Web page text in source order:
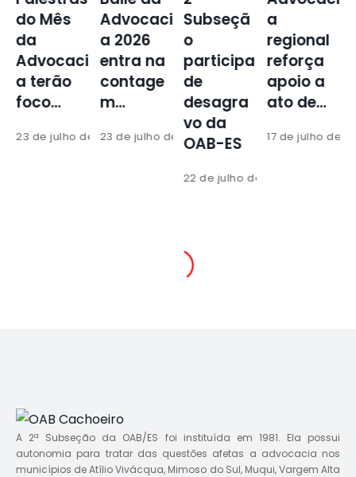
2026
Advocaci
a 2026
entra na
contage
m…
23 de julho de 2026
Subseçã
o
participa
de
desagra
OAB-ES
22 de julho de 2026
a
regional
reforça
apoio a
ato de…
17 de julho de 2026
lote do
Baile da
Advocaci
a já…
A 2ª Subseção da OAB/ES foi instituída em 1981. Ela possui
autonomia para tratar das questões afetas a advocacia nos
municípios de Atílio Vivácqua, Mimoso do Sul, Muqui, Vargem Alta